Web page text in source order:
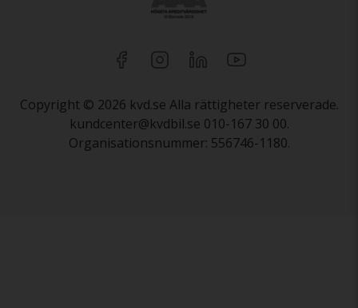
Copyright © 2026 kvd.se Alla rättigheter reserverade.
kundcenter@kvdbil.se 010-167 30 00.
Organisationsnummer: 556746-1180.